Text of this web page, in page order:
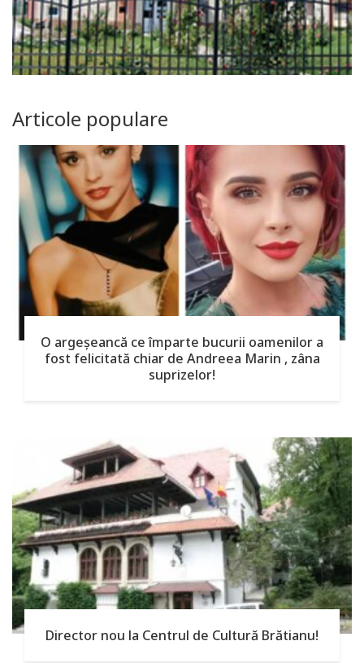
Articole populare
O argeşeancă ce împarte bucurii oamenilor a
fost felicitată chiar de Andreea Marin , zâna
suprizelor!
Director nou la Centrul de Cultură Brătianu!